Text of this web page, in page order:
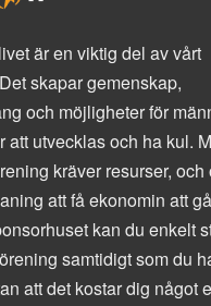
är en viktig del av vårt
skapar gemenskap,
och möjligheter för
att utvecklas och ha kul.
kräver resurser, och
att få ekonomin att
kan du enkelt
samtidigt som du
att det kostar dig något